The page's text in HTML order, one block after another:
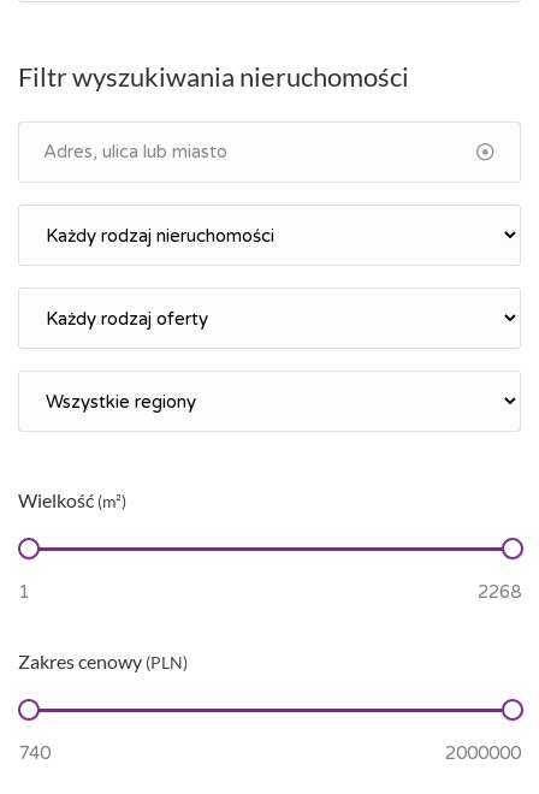
Filtr wyszukiwania nieruchomości
Wielkość (m²)
Zakres cenowy (PLN)